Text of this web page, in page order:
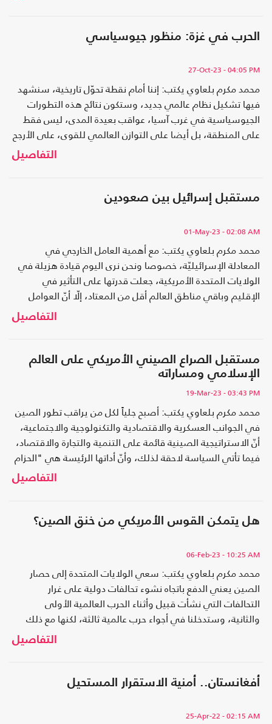
الحرب في غزة: منظور جيوسياسي
27-Oct-23 - 04:05 PM
محمد مكرم بلعاوي يكتب: إننا أمام نقطة تحوّل تاريخية، سنشهد
فيها تشكيل نظام عالمي جديد، وستكون نتائج هذه التطورات
الجيوسياسية في غرب آسيا، عواقب بعيدة المدى، ليس فقط
على المنطقة، بل أيضا على التوازن العالمي للقوى، على الأرجح
التفاصيل
مستقبل إسرائيل بين صعودين
01-May-23 - 02:08 AM
محمد مكرم بلعاوي يكتب: مع أهمية العامل الخارجي في
المعادلة الإسرائيليّة، خصوصا ونحن نرى اليوم قيادة هزيلة في
الولايات المتحدة الأمريكية، جعلت قدرتها على التأثير في
الإقليم وباقي مناطق العالم أقل من المعتاد، إلّا أنّ العوامل
الذاتية والداخلية المرتبطة بالمجتمع الإسرائيلي، وعلاقاته مع
ومستقبلها.
التفاصيل
مستقبل الصراع الصيني الأمريكي على العالم
الإسلامي ومساراته
19-Mar-23 - 03:43 PM
محمد مكرم بلعاوي يكتب: أصبح جلياً لكل من يراقب تطور الصين
في الجوانب العسكرية والاقتصادية والتكنولوجية والاجتماعية،
أنّ الاستراتيجية الصينية قائمة على التنمية والتجارة والاقتصاد،
فيما تأتي السياسة لاحقة لذلك، وأنّ أداتها الرئيسة هي "الحزام
التفاصيل
هل يتمكن القوس الأمريكي من خنق الصين؟
06-Feb-23 - 10:25 AM
محمد مكرم بلعاوي يكتب: سعي الولايات المتحدة إلى حصار
الصين يعني الدفع باتجاه نشوء تحالفات دولية على غرار
التحالفات التي نشأت قبيل وأثناء الحرب العالمية الأولى
والثانية، وستدخلنا في أجواء حرب عالمية ثالثة، لكنها مع ذلك
التفاصيل
أفغانستان.. أمنية الاستقرار المستحيل
25-Apr-22 - 02:15 AM